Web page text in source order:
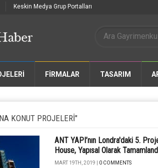
Keskin Medya Grup Portalları
FIRMALAR TASARIM
KONUT PROJELERI"
ANT YAPI’nın Londra'daki 5.
House, Yapısal Olarak
MART 19TH, 2019 | 0 COMMENTS